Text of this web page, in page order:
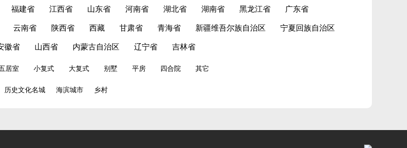
福建省 江西省 山东省 河南省 湖北省 湖南省 黑龙江省
广东省
云南省 陕西省 西藏 甘肃省 青海省 新疆维吾尔族自治区
宁夏回族自治区
徽省 山西省 内蒙古自治区 辽宁省
吉林省
居室 小复式 大复式 别墅 平房 四合院 其它
历史文化名城 海滨城市 乡村